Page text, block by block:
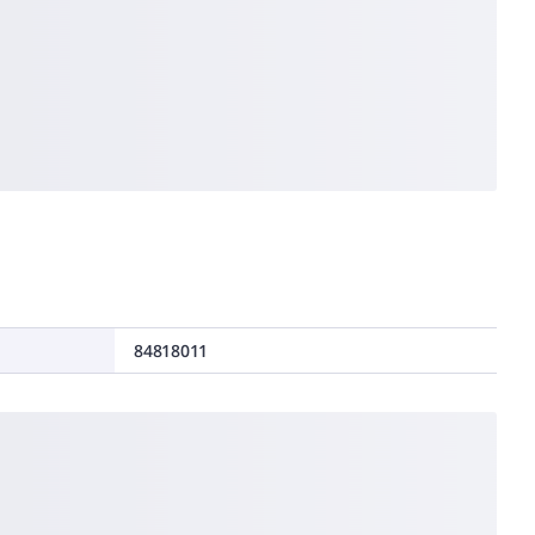
84818011